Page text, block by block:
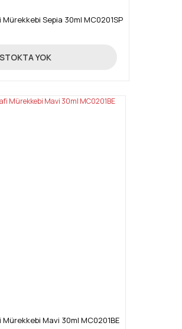
Sepia 30ml MC0201SP
50,17 TL
STOKTA YOK
Mavi 30ml MC0201BE